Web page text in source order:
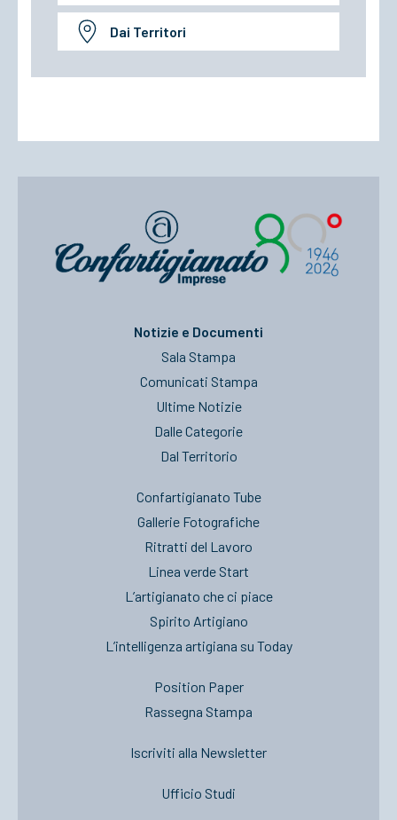
Dai Territori
Notizie e Documenti
Sala Stampa
Comunicati Stampa
Ultime Notizie
Dalle Categorie
Dal Territorio
Confartigianato Tube
Gallerie Fotografiche
Ritratti del Lavoro
Linea verde Start
L’artigianato che ci piace
Spirito Artigiano
L’intelligenza artigiana su Today
Position Paper
Rassegna Stampa
Iscriviti alla Newsletter
Ufficio Studi